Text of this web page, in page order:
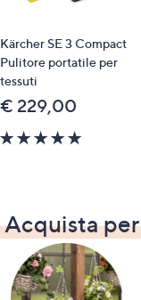
Kärcher SE 3 Compact
Pulitore portatile per
tessuti
€ 229,00
Acquista